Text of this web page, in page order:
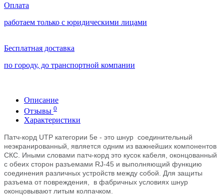
Оплата
работаем только с юридическими лицами
Бесплатная доставка
по городу, до транспортной компании
Описание
Отзывы 0
Характеристики
Патч-корд UTP категории 5e - это шнур соединительный
неэкранированный , является одним из важнейших компонентов
СКС. Иными словами патч-корд это кусок кабеля, оконцованный
с обеих сторон разъемами RJ-45 и выполняющий функцию
соединения различных устройств между собой. Для защиты
разъема от повреждения, в фабричных условиях шнур
оконцовывают литым колпачком.